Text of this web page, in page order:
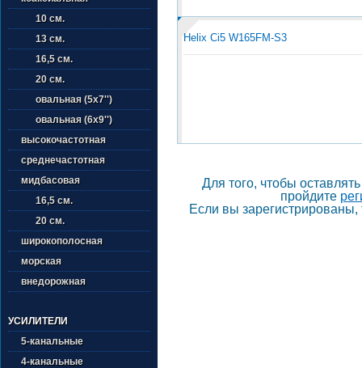
10 см.
13 см.
16,5 см.
20 см.
овальная (5х7'')
овальная (6х9'')
высокочастотная
среднечастотная
мидбасовая
16,5 см.
20 см.
широкополосная
морская
внедорожная
УСИЛИТЕЛИ
5-канальные
4-канальные
Helix Ci5 W165FM-S3
Для того, чтобы
пройдите
Если вы